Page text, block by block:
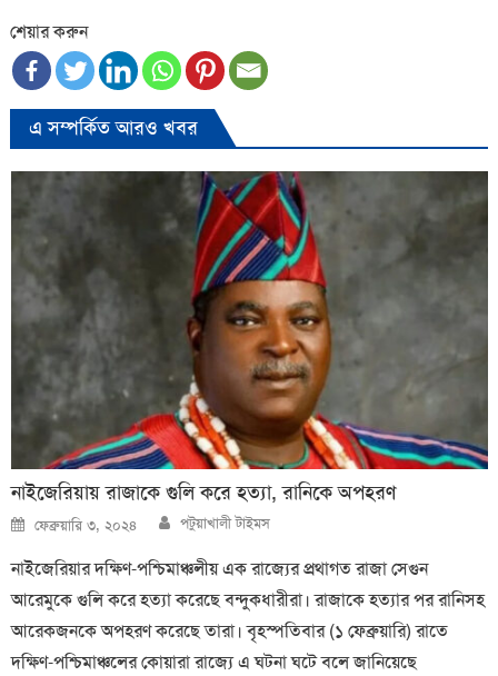
শেয়ার করুন
এ সম্পর্কিত আরও খবর
নাইজেরিয়ায় রাজাকে গুলি করে হত্যা, রানিকে অপহরণ
Posted
on
ফেব্রুয়ারি ৩, ২০২৪ Author
পটুয়াখালী টাইমস
নাইজেরিয়ার দক্ষিণ-পশ্চিমাঞ্চলীয় এক রাজ্যের প্রথাগত রাজা সেগুন
আরেমুকে গুলি করে হত্যা করেছে বন্দুকধারীরা। রাজাকে হত্যার পর রানিসহ
আরেকজনকে অপহরণ করেছে তারা। বৃহস্পতিবার (১ ফেব্রুয়ারি) রাতে
দক্ষিণ-পশ্চিমাঞ্চলের কোয়ারা রাজ্যে এ ঘটনা ঘটে বলে জানিয়েছে